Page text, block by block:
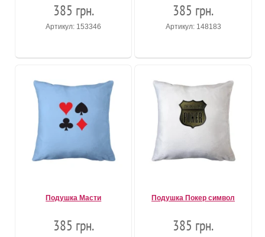
385 грн.
Артикул: 153346
385 грн.
Артикул: 148183
Подушка Масти
385 грн.
Подушка Покер символ
385 грн.